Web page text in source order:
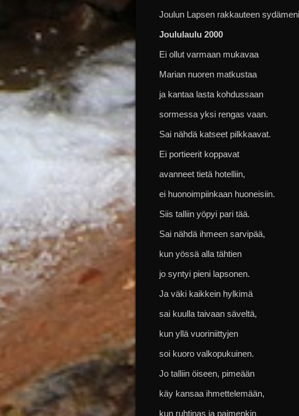
Joulun Lapsen rakkauteen
Joululaulu 2000
Ei ollut varmaan mukavaa
Marian nuoren matkustaa
ja kantaa lasta kohdussaan
sormessa yksi rengas vaan.
Sai nähdä katseet pilkkaavat.
Ei portieerit koppavat
avanneet tietä hotelliin,
ei huonoimpiinkaan huoneisiin.
Siis talliin yöpyi pari tää.
Sai nähdä ihmeen sarvipää,
kun yössä alla tähtien
jo syntyi pieni lapsonen.
Ja väki kaikkein hylkimä
sai kuulla taivaan säveltä,
kun yllä vuoriniittyjen
soi kuoro valkopukuinen.
Jo talliin öiseen, pimeään
käy kansaa ihmettelemään,
kun ruhtinas ja paimenkin